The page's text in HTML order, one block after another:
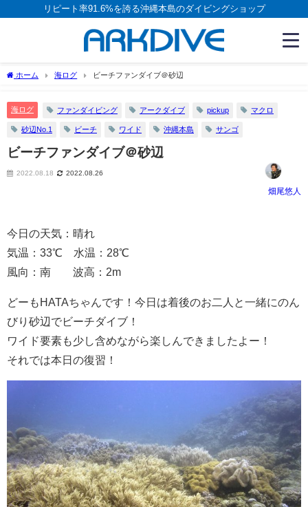
リピート率91.6%を誇る沖縄本島のダイビングショップ
ホーム 海ログ ビーチファンダイブ＠砂辺
海ログ ファンダイビング アークダイブ pickup マクロ
砂辺No.1 ビーチ ワイド 沖縄本島 サンゴ
ビーチファンダイブ＠砂辺
2022.08.18 2022.08.26
畑尾悠人
今日の天気：晴れ
気温：33℃ 水温：28℃
風向：南 波高：2m
どーもHATAちゃんです！今日は着後のお二人と一緒にのん
びり砂辺でビーチダイブ！
ワイド要素も少し含めながら楽しんできましたよー！
それでは本日の復習！